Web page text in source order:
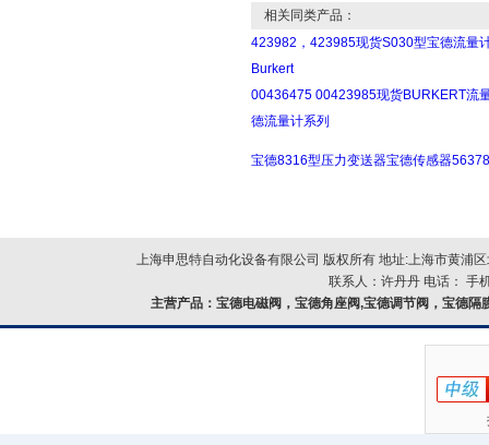
相关同类产品：
423982，423985现货S030型宝德流量
Burkert
00436475 00423985现货BURKERT流
德流量计系列
宝德8316型压力变送器宝德传感器
上海申思特自动化设备有限公司 版权所有 地址:上海市黄浦
联系人：许丹丹 电话： 手
主营产品：宝德电磁阀，宝德角座阀,宝德调节阀，宝德